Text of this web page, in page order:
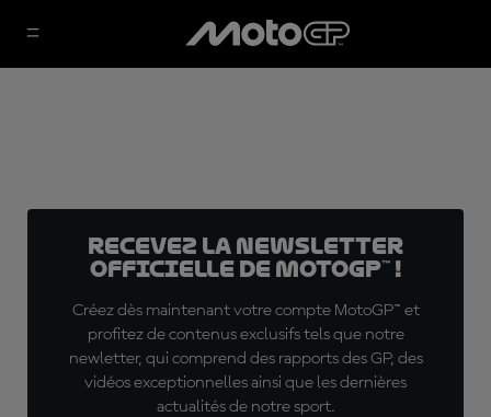
Recevez la Newsletter
officielle de MotoGP™ !
Créez dès maintenant votre compte MotoGP™ et
profitez de contenus exclusifs tels que notre
newletter, qui comprend des rapports des GP, des
vidéos exceptionnelles ainsi que les dernières
actualités de notre sport.